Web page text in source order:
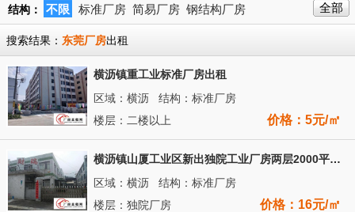
结构： 不限 标准厂房 简易厂房 钢结构厂房 全部
搜索结果： 东莞厂房出租
横沥镇重工业标准厂房出租
区域：横沥 结构：标准厂房
楼层：二楼以上
价格：5元/㎡
横沥镇山厦工业区新出独院工业厂房两层2000平方招租
区域：横沥 结构：标准厂房
楼层：独院厂房
价格：16元/㎡